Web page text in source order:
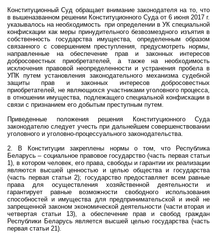
Конституционный Суд обращает внимание законодателя на то, что
в вышеназванном решении Конституционного Суда от 6 июня 2017 г.
указывалось на необходимость при определении в УК специальной
конфискации как меры принудительного безвозмездного изъятия в
собственность государства имущества, определенным образом
связанного с совершением преступления, предусмотреть нормы,
направленные на обеспечение прав и законных интересов
добросовестных приобретателей, а также на необходимость
исключения правовой неопределенности и устранения пробела в
УПК путем установления законодательного механизма судебной
защиты прав и законных интересов добросовестных
приобретателей, не являющихся участниками уголовного процесса,
в отношении имущества, подлежащего специальной конфискации в
связи с признанием его добытым преступным путем.
Приведенные положения решения Конституционного Суда
законодателю следует учесть при дальнейшем совершенствовании
уголовного и уголовно-процессуального законодательства.
2. В Конституции закреплены нормы о том, что Республика
Беларусь – социальное правовое государство (часть первая статьи
1), в котором человек, его права, свободы и гарантии их реализации
являются высшей ценностью и целью общества и государства
(часть первая статьи 2); государство предоставляет всем равные
права для осуществления хозяйственной деятельности и
гарантирует равные возможности свободного использования
способностей и имущества для предпринимательской и иной не
запрещенной законом экономической деятельности (части вторая и
четвертая статьи 13), а обеспечение прав и свобод граждан
Республики Беларусь является высшей целью государства (часть
первая статьи 21).